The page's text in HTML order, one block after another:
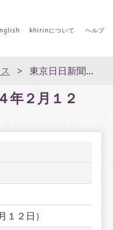
khirinについて ヘルプ
東京日日新聞（明治１４年２月１２日）
年２月１２
２日）